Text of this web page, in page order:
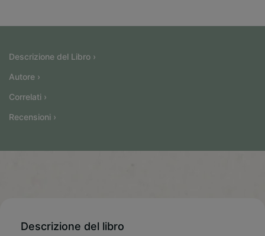
Descrizione del Libro ›
Autore ›
Correlati ›
Recensioni ›
Descrizione del libro